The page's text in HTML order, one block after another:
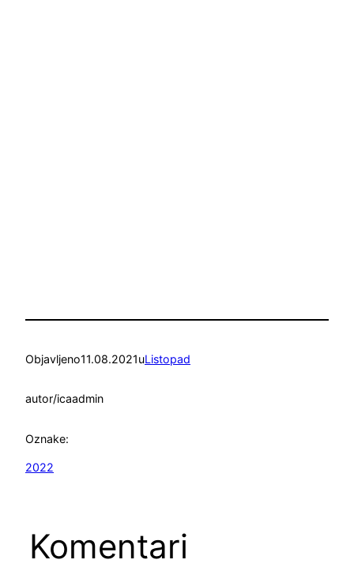
Objavljeno11.08.2021uListopad
autor/icaadmin
Oznake:
2022
Komentari